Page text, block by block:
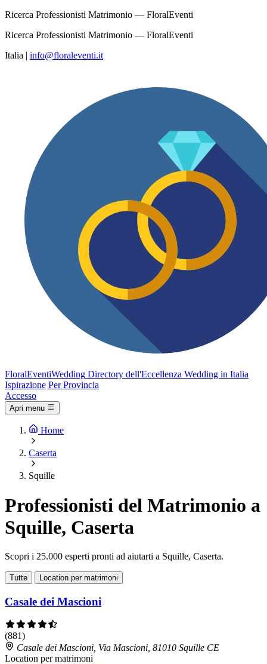
Ricerca Professionisti Matrimonio — FloralEventi
Ricerca Professionisti Matrimonio — FloralEventi
Italia | info@floraleventi.it
FloralEventiWedding Directory dell'Eccellenza Wedding in Italia
Ispirazione Per Provincia
Accesso
Apri menu
Home
Caserta
Squille
Professionisti del Matrimonio a
Squille, Caserta
Scopri i 25.000 esperti pronti ad aiutarti a Squille, Caserta.
Tutte Location per matrimoni
Casale dei Mascioni
(881)
Casale dei Mascioni, Via Mascioni, 81010 Squille CE
Location per matrimoni